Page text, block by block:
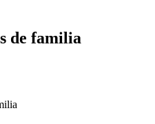
de familia